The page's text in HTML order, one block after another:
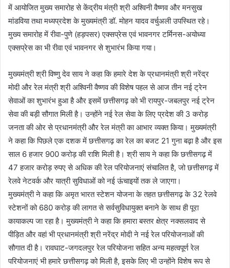
में आयोजित मुख्य समारोह से केंद्रीय मंत्री श्री अश्विनी वैष्णव और मनसुख
मांडविया तथा मध्यप्रदेश के मुख्यमंत्री डॉ. मोहन यादव वर्चुअली उपस्थित रहे।
मुख्य समारोह में रीवा-पुणे (हड़पसर) एक्सप्रेस एवं भावनगर टर्मिनस-अयोध्या
एक्सप्रेस का भी रीवा एवं भावनगर से शुभारंभ किया गया।
मुख्यमंत्री श्री विष्णु देव साय ने कहा कि हमारे देश के प्रधानमंत्री श्री नरेंद्र
मोदी और रेल मंत्री श्री अश्विनी वैष्णव की विशेष पहल से आज तीन नई ट्रेन
सेवाओं का शुभारंभ हुआ है और इसमें छत्तीसगढ़ को भी रायपुर-जबलपुर नई ट्रेन
सेवा की बड़ी सौगात मिली है। उन्होंने नई रेल सेवा के लिए प्रदेश की 3 करोड़
जनता की ओर से प्रधानमंत्री और रेल मंत्री का आभार व्यक्त किया। मुख्यमंत्री
ने कहा कि पिछले एक दशक में छत्तीसगढ़ का रेल का बजट 21 गुना बढ़ा है और इस
साल 6 हजार 900 करोड़ की राशि मिली है। श्री साय ने कहा कि छत्तीसगढ़ में
47 हजार करोड़ रुपए से अधिक की रेल परियोजनाएं संचालित है, जो छत्तीसगढ़ में
रेलवे नेटवर्क और यात्री सुविधाओं को नई ऊंचाइयों तक ले जाएगा।
मुख्यमंत्री ने कहा कि अमृत भारत स्टेशन योजना के तहत छत्तीसगढ़ के 32 रेलवे
स्टेशनों को 680 करोड़ की लागत से सर्वसुविधायुक्त बनाने के साथ ही पूरा
कायाकल्प जा रहा है। मुख्यमंत्री ने कहा कि हमारा बस्तर क्षेत्र नक्सलवाद से
पीड़ित और वहां भी प्रधानमंत्री श्री नरेंद्र मोदी ने नई रेल परियोजनाओं की
सौगात दी है। रावघाट-जगदलपुर रेल परियोजना सहित अन्य महत्वपूर्ण रेल
परियोजनाएं भी हमारे छत्तीसगढ़ को मिली है, इसके लिए भी उन्होंने विशेष रूप से